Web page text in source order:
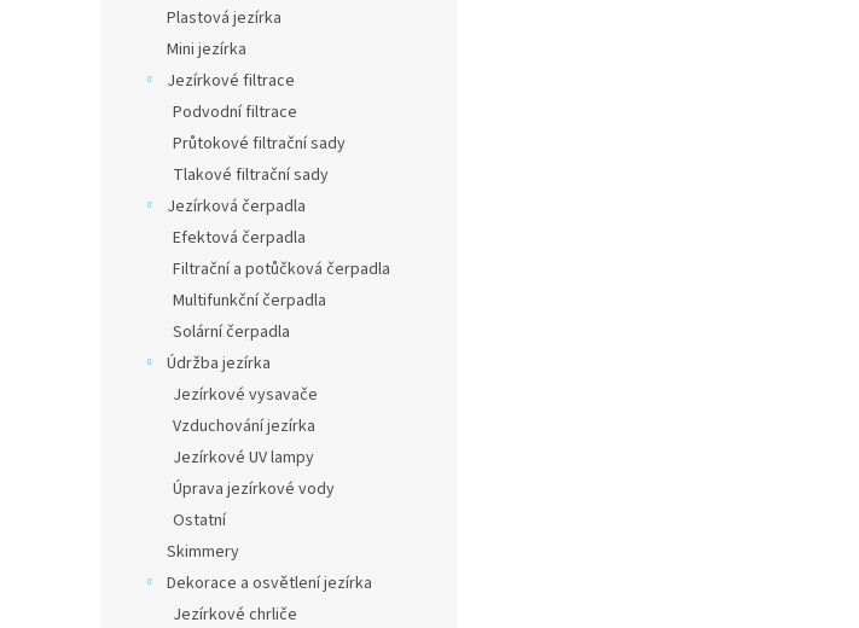
Plastová jezírka
Mini jezírka
Jezírkové filtrace
Podvodní filtrace
Průtokové filtrační sady
Tlakové filtrační sady
Jezírková čerpadla
Efektová čerpadla
Filtrační a potůčková čerpadla
Multifunkční čerpadla
Solární čerpadla
Údržba jezírka
Jezírkové vysavače
Vzduchování jezírka
Jezírkové UV lampy
Úprava jezírkové vody
Ostatní
Skimmery
Dekorace a osvětlení jezírka
Jezírkové chrliče